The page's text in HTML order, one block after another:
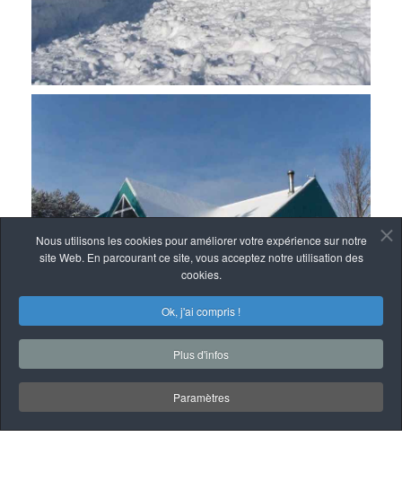
Nous utilisons les cookies pour améliorer votre expérience sur notre
site Web. En parcourant ce site, vous acceptez notre utilisation des
cookies.
Ok, j'ai compris !
Plus d'infos
Paramètres